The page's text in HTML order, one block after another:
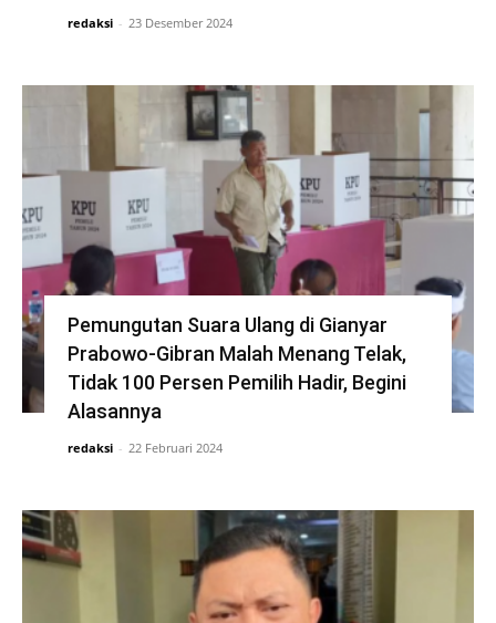
redaksi - 23 Desember 2024
Pemungutan Suara Ulang di Gianyar
Prabowo-Gibran Malah Menang Telak,
Tidak 100 Persen Pemilih Hadir, Begini
Alasannya
redaksi - 22 Februari 2024